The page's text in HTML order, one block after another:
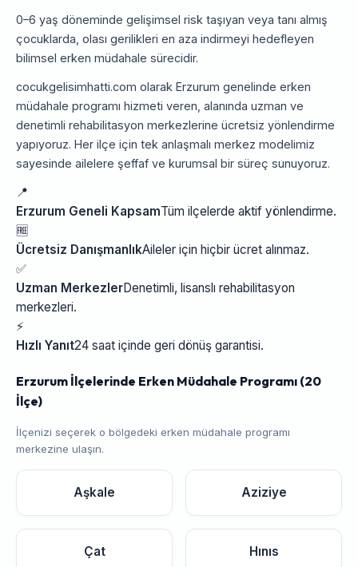
0–6 yaş döneminde gelişimsel risk taşıyan veya tanı almış
çocuklarda, olası gerilikleri en aza indirmeyi hedefleyen
bilimsel erken müdahale sürecidir.
cocukgelisimhatti.com olarak Erzurum genelinde erken
müdahale programı hizmeti veren, alanında uzman ve
denetimli rehabilitasyon merkezlerine ücretsiz yönlendirme
yapıyoruz. Her ilçe için tek anlaşmalı merkez modelimiz
sayesinde ailelere şeffaf ve kurumsal bir süreç sunuyoruz.
📍
Erzurum Geneli KapsamTüm ilçelerde aktif yönlendirme.
🆓
Ücretsiz DanışmanlıkAileler için hiçbir ücret alınmaz.
✅
Uzman MerkezlerDenetimli, lisanslı rehabilitasyon
merkezleri.
⚡
Hızlı Yanıt24 saat içinde geri dönüş garantisi.
Erzurum İlçelerinde Erken Müdahale Programı (20
İlçe)
İlçenizi seçerek o bölgedeki erken müdahale programı
merkezine ulaşın.
Aşkale Aziziye
Çat Hınıs